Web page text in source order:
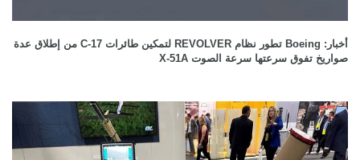
أخبار: Boeing تطور نظام REVOLVER لتمكين طائرات C-17 من إطلاق عدة
صواريخ تفوق سرعتها سرعة الصوت X-51A